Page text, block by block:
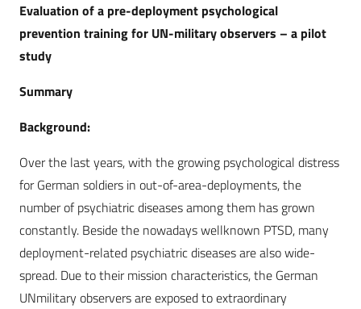
Evaluation of a pre-deployment psychological
prevention training for UN-military observers – a pilot
study
Summary
Background:
Over the last years, with the growing psychological distress
for German soldiers in out-of-area-deployments, the
number of psychiatric diseases among them has grown
constantly. Beside the nowadays wellknown PTSD, many
deployment-related psychiatric diseases are also wide-
spread. Due to their mission characteristics, the German
UNmilitary observers are exposed to extraordinary